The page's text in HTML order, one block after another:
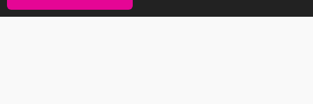
atendimento@sac-ricca.com.br